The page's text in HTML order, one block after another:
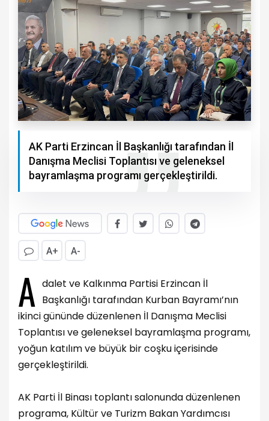
AK Parti Erzincan İl Başkanlığı tarafından İl
Danışma Meclisi Toplantısı ve geleneksel
bayramlaşma programı gerçekleştirildi.
A+ A-
A dalet ve Kalkınma Partisi Erzincan İl
Başkanlığı tarafından Kurban Bayramı’nın
ikinci gününde düzenlenen İl Danışma Meclisi
Toplantısı ve geleneksel bayramlaşma programı,
yoğun katılım ve büyük bir coşku içerisinde
gerçekleştirildi.
AK Parti İl Binası toplantı salonunda düzenlenen
programa, Kültür ve Turizm Bakan Yardımcısı